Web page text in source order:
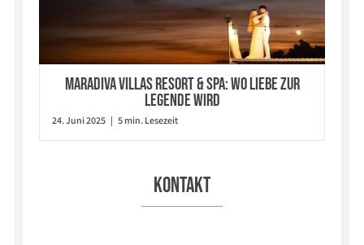
Maradiva Villas Resort & Spa: Wo Liebe zur
Legende wird
24. Juni 2025 | 5 min. Lesezeit
Kontakt